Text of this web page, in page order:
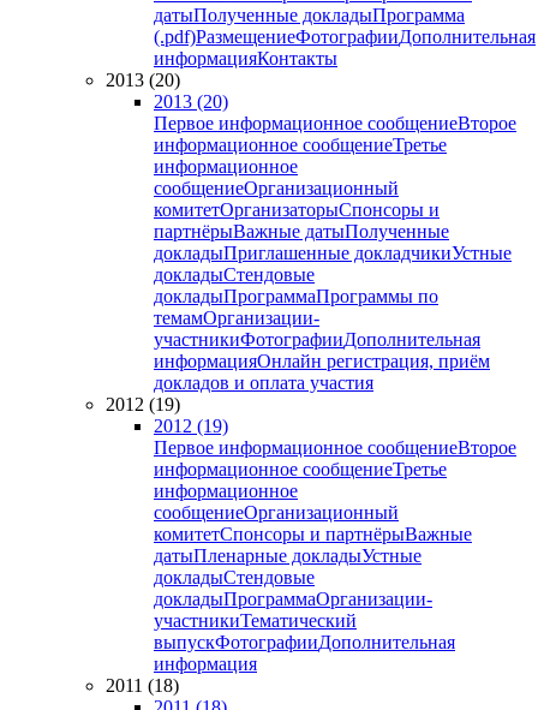
датыПолученные докладыПрограмма
(.pdf)РазмещениеФотографииДополнительная
информацияКонтакты
2013 (20)
2013 (20)
Первое информационное сообщениеВторое
информационное сообщениеТретье
информационное
сообщениеОрганизационный
комитетОрганизаторыСпонсоры и
партнёрыВажные датыПолученные
докладыПриглашенные докладчикиУстные
докладыСтендовые
докладыПрограммаПрограммы по
темамОрганизации-
участникиФотографииДополнительная
информацияОнлайн регистрация, приём
докладов и оплата участия
2012 (19)
2012 (19)
Первое информационное сообщениеВторое
информационное сообщениеТретье
информационное
сообщениеОрганизационный
комитетСпонсоры и партнёрыВажные
датыПленарные докладыУстные
докладыСтендовые
докладыПрограммаОрганизации-
участникиТематический
выпускФотографииДополнительная
информация
2011 (18)